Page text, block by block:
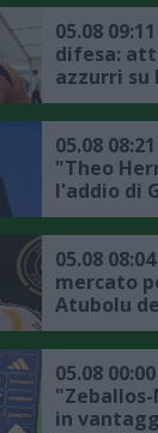
05.08
difesa:
azzurri su
05.08
"Theo
l'addio di
fantasia,
la Serie A"
05.08
mercato
Atubolu
05.08
in